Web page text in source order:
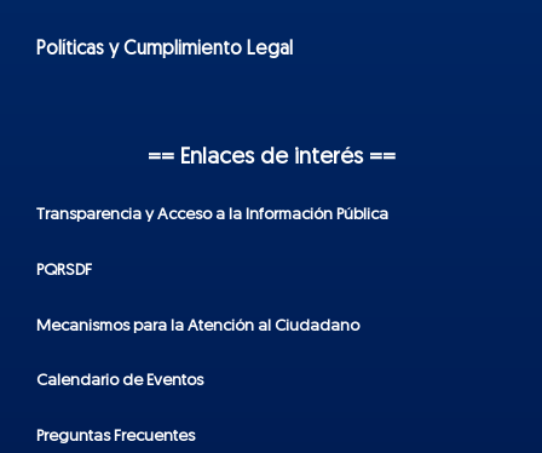
Políticas y Cumplimiento Legal
== Enlaces de interés ==
Transparencia y Acceso a la Información Pública
PQRSDF
Mecanismos para la Atención al Ciudadano
Calendario de Eventos
Preguntas Frecuentes